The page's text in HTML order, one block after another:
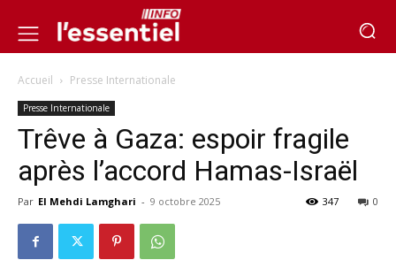
Accueil Presse Internationale
Presse Internationale
Trêve à Gaza: espoir fragile
après l’accord Hamas-Israël
Par El Mehdi Lamghari - 9 octobre 2025 0
347